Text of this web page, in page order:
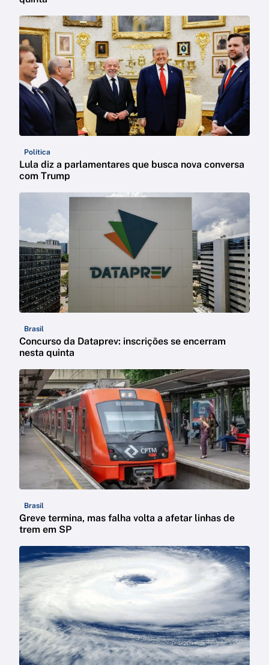
Política
Lula diz a parlamentares que busca nova conversa
com Trump
Brasil
Concurso da Dataprev: inscrições se encerram
nesta quinta
Brasil
Greve termina, mas falha volta a afetar linhas de
trem em SP